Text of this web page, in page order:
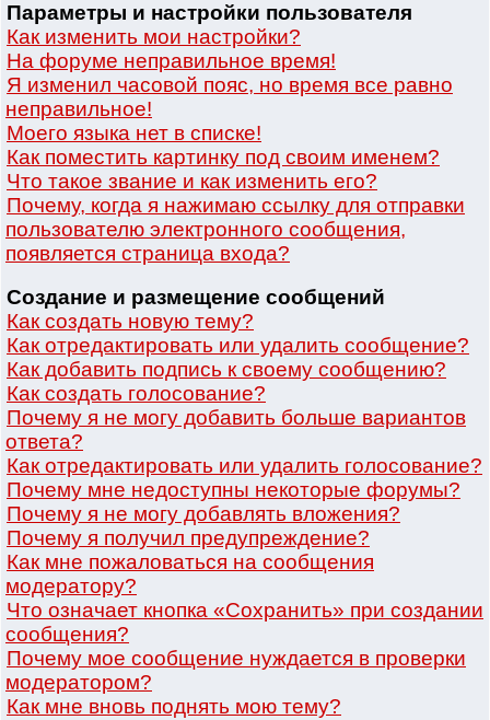
Параметры и настройки пользователя
Как изменить мои настройки?
На форуме неправильное время!
Я изменил часовой пояс, но время все равно
неправильное!
Моего языка нет в списке!
Как поместить картинку под своим именем?
Что такое звание и как изменить его?
Почему, когда я нажимаю ссылку для отправки
пользователю электронного сообщения,
появляется страница входа?
Создание и размещение сообщений
Как создать новую тему?
Как отредактировать или удалить сообщение?
Как добавить подпись к своему сообщению?
Как создать голосование?
Почему я не могу добавить больше вариантов
ответа?
Как отредактировать или удалить голосование?
Почему мне недоступны некоторые форумы?
Почему я не могу добавлять вложения?
Почему я получил предупреждение?
Как мне пожаловаться на сообщения
модератору?
Что означает кнопка «Сохранить» при создании
сообщения?
Почему мое сообщение нуждается в проверки
модератором?
Как мне вновь поднять мою тему?